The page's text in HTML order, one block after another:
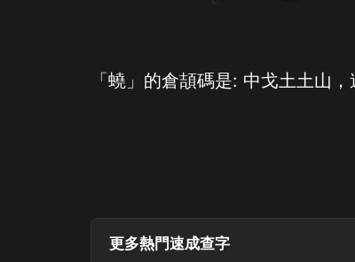
「蟯」的倉頡碼是: 中戈土土山
更多熱門速成查字